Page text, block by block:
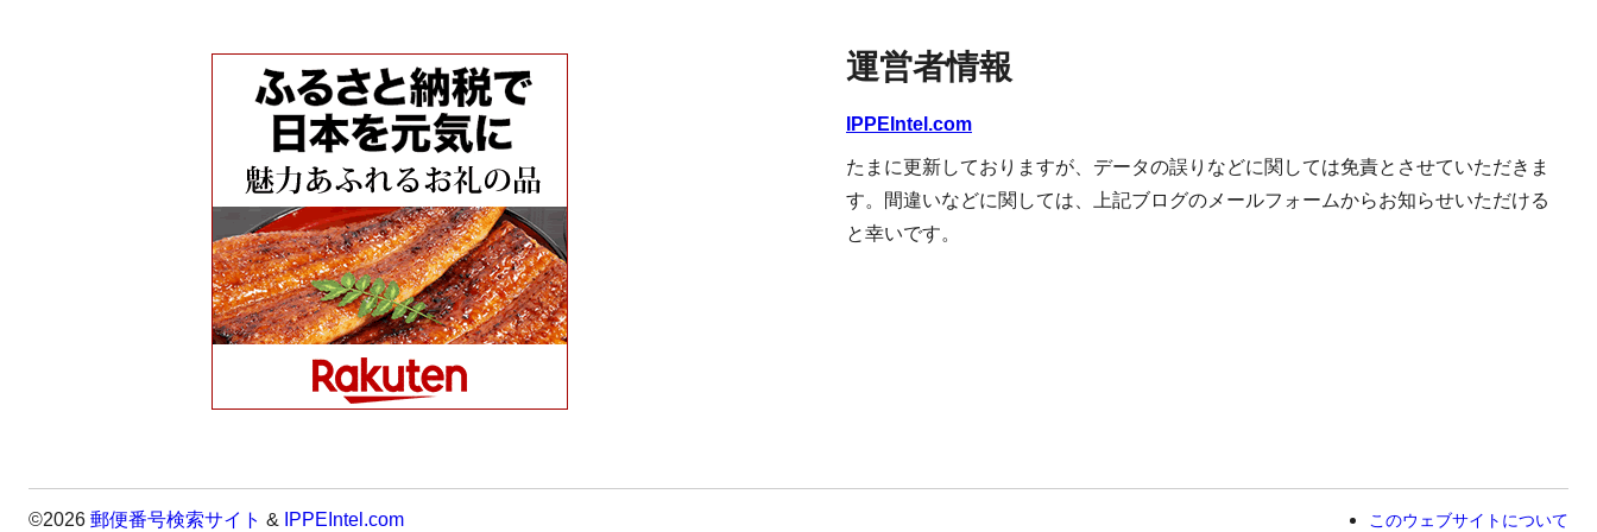
運営者情報
IPPEIntel.com
たまに更新しておりますが、データの誤りなどに関しては免責とさせていただきま
す。間違いなどに関しては、上記ブログのメールフォームからお知らせいただける
と幸いです。
©2026郵便番号検索サイト & IPPEIntel.com このウェブサイトについて